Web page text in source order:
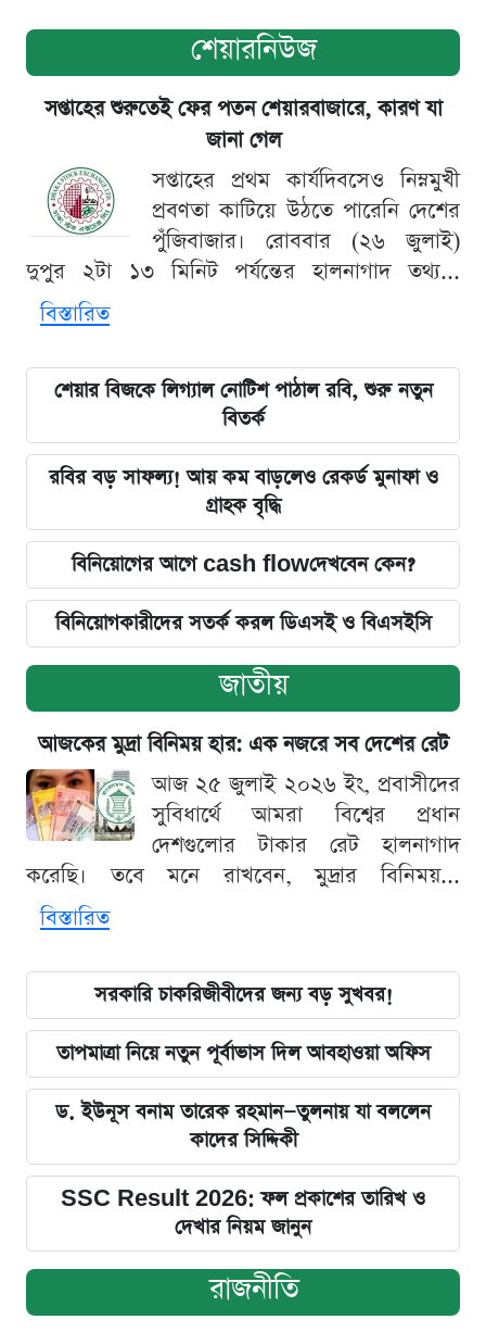
শেয়ারনিউজ
সপ্তাহের শুরুতেই ফের পতন শেয়ারবাজারে, কারণ যা
জানা গেল
সপ্তাহের প্রথম কার্যদিবসেও নিম্নমুখী
প্রবণতা কাটিয়ে উঠতে পারেনি দেশের
পুঁজিবাজার। রোববার (২৬ জুলাই)
দুপুর ২টা ১৩ মিনিট পর্যন্তের হালনাগাদ তথ্য...
বিস্তারিত
শেয়ার বিজকে লিগ্যাল নোটিশ পাঠাল রবি, শুরু নতুন
বিতর্ক
রবির বড় সাফল্য! আয় কম বাড়লেও রেকর্ড মুনাফা ও
গ্রাহক বৃদ্ধি
বিনিয়োগের আগে cash flowদেখবেন কেন?
বিনিয়োগকারীদের সতর্ক করল ডিএসই ও বিএসইসি
জাতীয়
আজকের মুদ্রা বিনিময় হার: এক নজরে সব দেশের রেট
আজ ২৫ জুলাই ২০২৬ ইং, প্রবাসীদের
সুবিধার্থে আমরা বিশ্বের প্রধান
দেশগুলোর টাকার রেট হালনাগাদ
করেছি। তবে মনে রাখবেন, মুদ্রার বিনিময়...
বিস্তারিত
সরকারি চাকরিজীবীদের জন্য বড় সুখবর!
তাপমাত্রা নিয়ে নতুন পূর্বাভাস দিল আবহাওয়া অফিস
ড. ইউনূস বনাম তারেক রহমান—তুলনায় যা বললেন
কাদের সিদ্দিকী
SSC Result 2026: ফল প্রকাশের তারিখ ও
দেখার নিয়ম জানুন
রাজনীতি